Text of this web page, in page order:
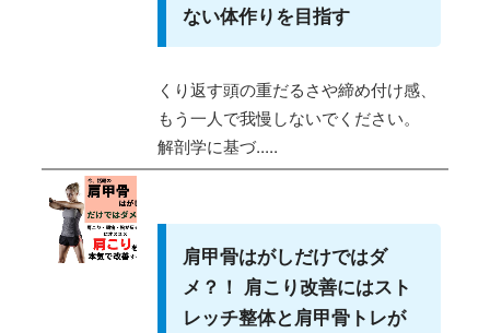
ない体作りを目指す
くり返す頭の重だるさや締め付け感、
もう一人で我慢しないでください。
解剖学に基づ.....
肩甲骨はがしだけではダ
メ？！ 肩こり改善にはスト
レッチ整体と肩甲骨トレが